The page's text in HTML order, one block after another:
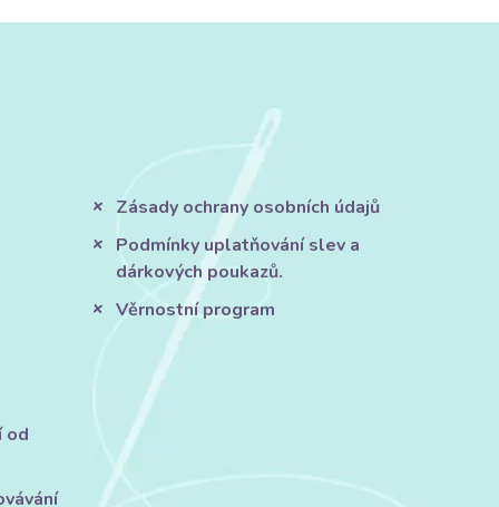
od
Zásady ochrany osobních údajů
Podmínky uplatňování slev a
dárkových poukazů.
Věrnostní program